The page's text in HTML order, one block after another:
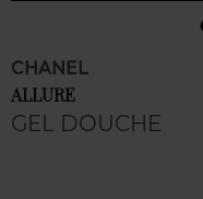
CHANEL
ALLURE
GEL DOUCHE